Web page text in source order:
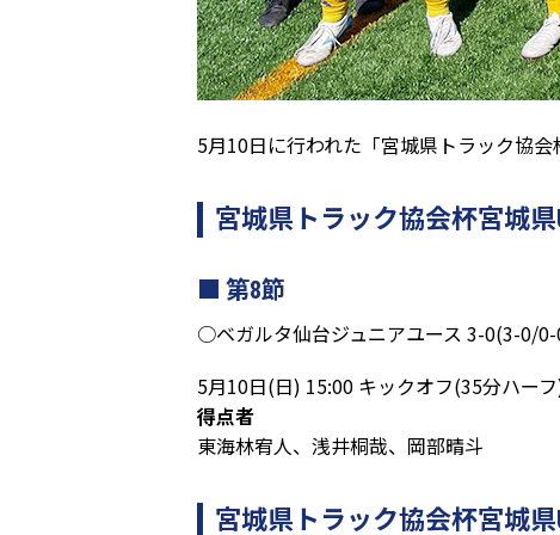
5月10日に行われた「宮城県トラック協
宮城県トラック協会杯宮城
第8節
○ベガルタ仙台ジュニアユース 3-0(3-0/
5月10日(日) 15:00 キックオフ(35分ハー
得点者
東海林宥人、浅井桐哉、岡部晴斗
宮城県トラック協会杯宮城